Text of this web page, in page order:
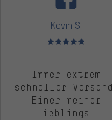
Kevin S.
Bewertungen: 5 von 5
Immer extrem
schneller
Einer meiner
Lieblings-